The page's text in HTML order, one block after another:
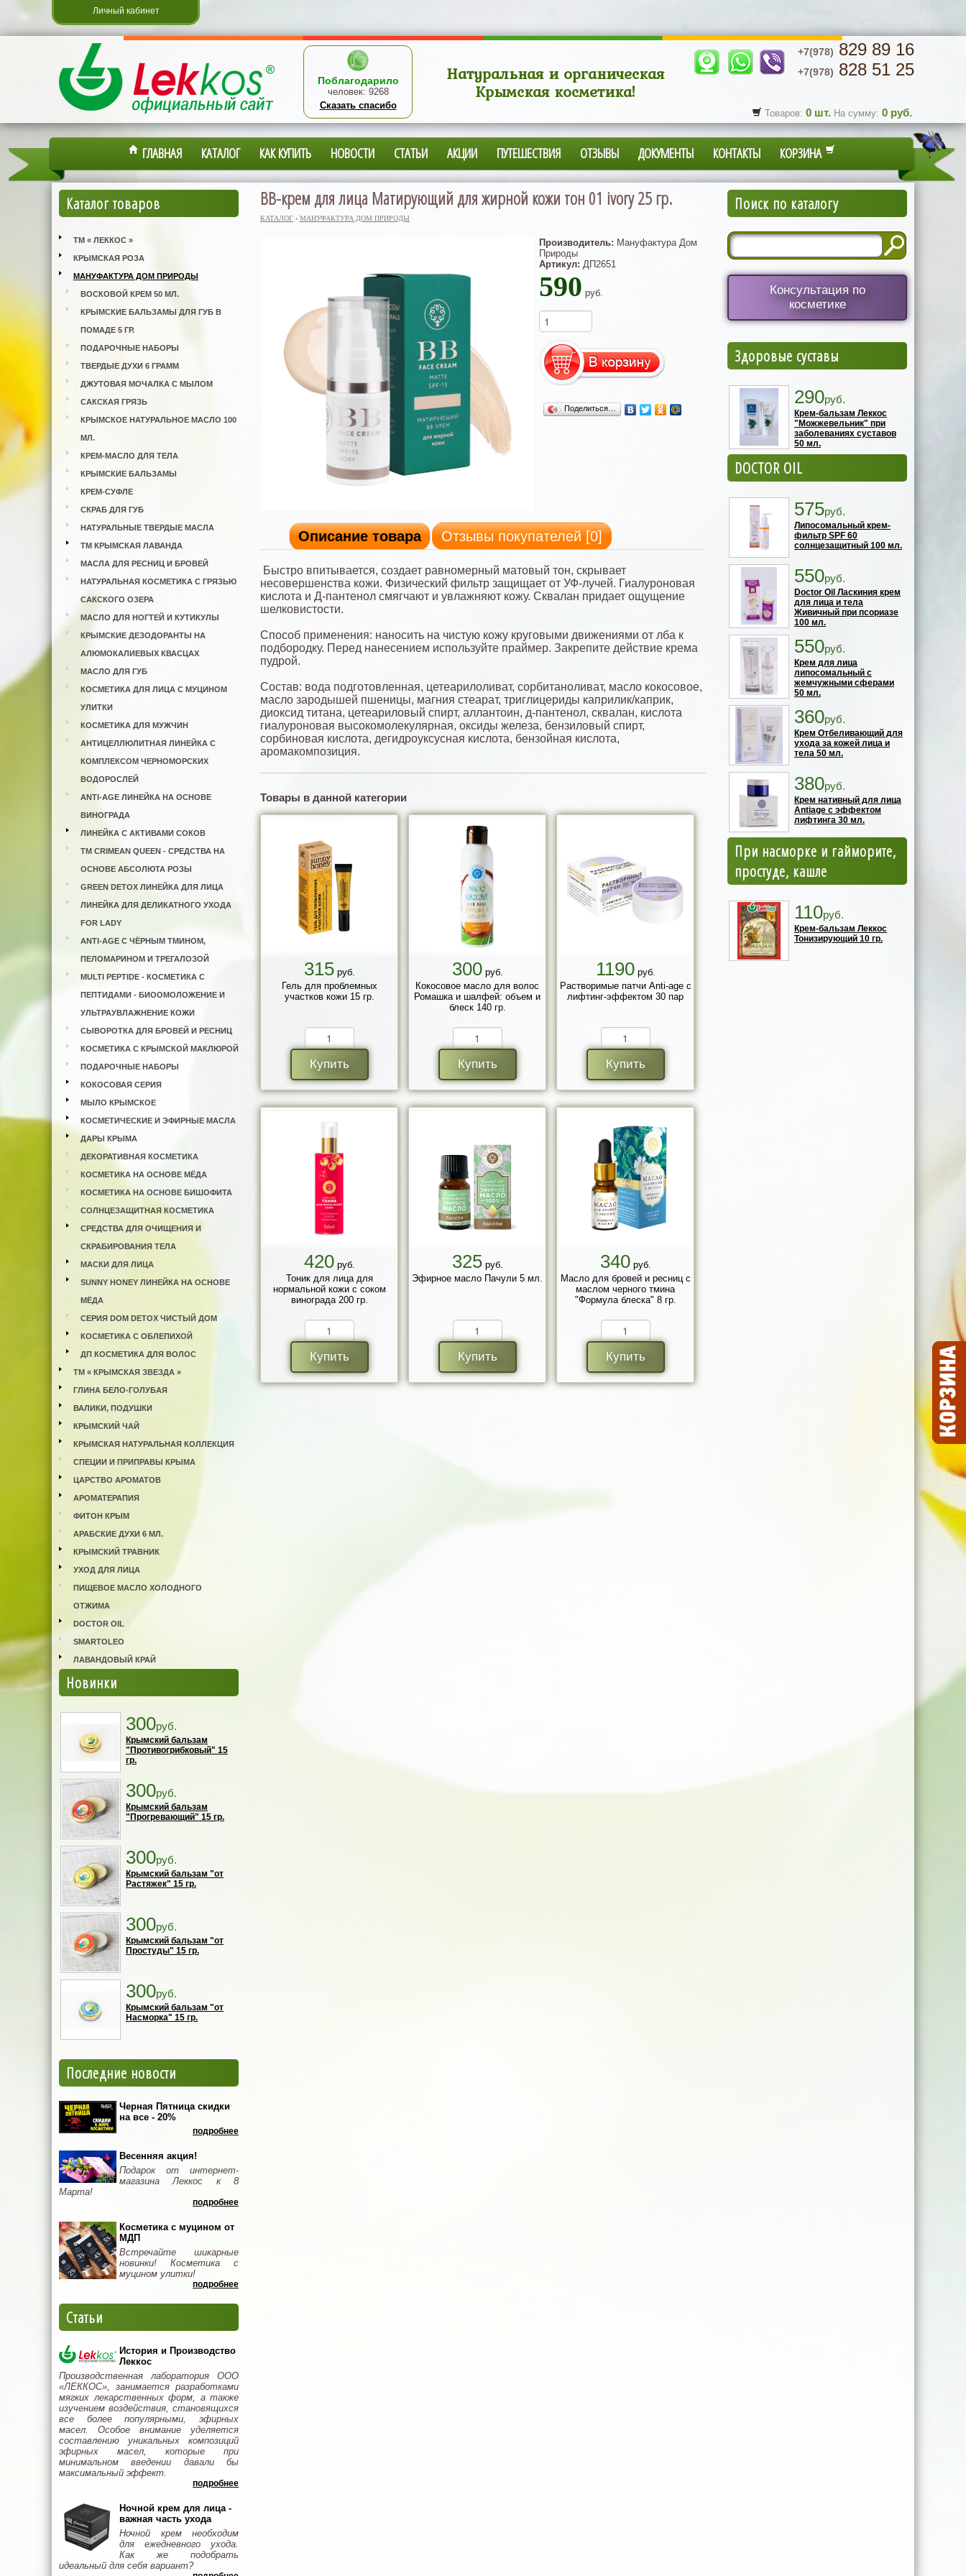
Личный кабинет
Поблагодарило
человек: 9268
Сказать спасибо
Натуральная и органическая
Крымская косметика!
+7(978) 829 89 16
+7(978) 828 51 25
Товаров: 0 шт. На сумму: 0 руб.
ГЛАВНАЯ КАТАЛОГ КАК КУПИТЬ НОВОСТИ СТАТЬИ АКЦИИ ПУТЕШЕСТВИЯ ОТЗЫВЫ ДОКУМЕНТЫ КОНТАКТЫ КОРЗИНА
Каталог товаров
ТМ « ЛЕККОС »
КРЫМСКАЯ РОЗА
МАНУФАКТУРА ДОМ ПРИРОДЫ
ВОСКОВОЙ КРЕМ 50 МЛ.
КРЫМСКИЕ БАЛЬЗАМЫ ДЛЯ ГУБ В
ПОМАДЕ 5 ГР.
ПОДАРОЧНЫЕ НАБОРЫ
ТВЕРДЫЕ ДУХИ 6 ГРАММ
ДЖУТОВАЯ МОЧАЛКА С МЫЛОМ
САКСКАЯ ГРЯЗЬ
КРЫМСКОЕ НАТУРАЛЬНОЕ МАСЛО 100
МЛ.
КРЕМ-МАСЛО ДЛЯ ТЕЛА
КРЫМСКИЕ БАЛЬЗАМЫ
КРЕМ-СУФЛЕ
СКРАБ ДЛЯ ГУБ
НАТУРАЛЬНЫЕ ТВЕРДЫЕ МАСЛА
ТМ КРЫМСКАЯ ЛАВАНДА
МАСЛА ДЛЯ РЕСНИЦ И БРОВЕЙ
НАТУРАЛЬНАЯ КОСМЕТИКА С ГРЯЗЬЮ
САКСКОГО ОЗЕРА
МАСЛО ДЛЯ НОГТЕЙ И КУТИКУЛЫ
КРЫМСКИЕ ДЕЗОДОРАНТЫ НА
АЛЮМОКАЛИЕВЫХ КВАСЦАХ
МАСЛО ДЛЯ ГУБ
КОСМЕТИКА ДЛЯ ЛИЦА С МУЦИНОМ
УЛИТКИ
КОСМЕТИКА ДЛЯ МУЖЧИН
АНТИЦЕЛЛЮЛИТНАЯ ЛИНЕЙКА С
КОМПЛЕКСОМ ЧЕРНОМОРСКИХ
ВОДОРОСЛЕЙ
ANTI-AGE ЛИНЕЙКА НА ОСНОВЕ
ВИНОГРАДА
ЛИНЕЙКА С АКТИВАМИ СОКОВ
ТМ CRIMEAN QUEEN - СРЕДСТВА НА
ОСНОВЕ АБСОЛЮТА РОЗЫ
GREEN DETOX ЛИНЕЙКА ДЛЯ ЛИЦА
ЛИНЕЙКА ДЛЯ ДЕЛИКАТНОГО УХОДА
FOR LADY
ANTI-AGE С ЧЁРНЫМ ТМИНОМ,
ПЕЛОМАРИНОМ И ТРЕГАЛОЗОЙ
MULTI PEPTIDE - КОСМЕТИКА С
ПЕПТИДАМИ - БИООМОЛОЖЕНИЕ И
УЛЬТРАУВЛАЖНЕНИЕ КОЖИ
СЫВОРОТКА ДЛЯ БРОВЕЙ И РЕСНИЦ
КОСМЕТИКА С КРЫМСКОЙ МАКЛЮРОЙ
ПОДАРОЧНЫЕ НАБОРЫ
КОКОСОВАЯ СЕРИЯ
МЫЛО КРЫМСКОЕ
КОСМЕТИЧЕСКИЕ И ЭФИРНЫЕ МАСЛА
ДАРЫ КРЫМА
ДЕКОРАТИВНАЯ КОСМЕТИКА
КОСМЕТИКА НА ОСНОВЕ МЁДА
КОСМЕТИКА НА ОСНОВЕ БИШОФИТА
СОЛНЦЕЗАЩИТНАЯ КОСМЕТИКА
СРЕДСТВА ДЛЯ ОЧИЩЕНИЯ И
СКРАБИРОВАНИЯ ТЕЛА
МАСКИ ДЛЯ ЛИЦА
SUNNY HONEY ЛИНЕЙКА НА ОСНОВЕ
МЁДА
СЕРИЯ DOM DETOX ЧИСТЫЙ ДОМ
КОСМЕТИКА С ОБЛЕПИХОЙ
ДП КОСМЕТИКА ДЛЯ ВОЛОС
ТМ « КРЫМСКАЯ ЗВЕЗДА »
ГЛИНА БЕЛО-ГОЛУБАЯ
ВАЛИКИ, ПОДУШКИ
КРЫМСКИЙ ЧАЙ
КРЫМСКАЯ НАТУРАЛЬНАЯ КОЛЛЕКЦИЯ
СПЕЦИИ И ПРИПРАВЫ КРЫМА
ЦАРСТВО АРОМАТОВ
АРОМАТЕРАПИЯ
ФИТОН КРЫМ
АРАБСКИЕ ДУХИ 6 МЛ.
КРЫМСКИЙ ТРАВНИК
УХОД ДЛЯ ЛИЦА
ПИЩЕВОЕ МАСЛО ХОЛОДНОГО
ОТЖИМА
DOCTOR OIL
SMARTOLEO
ЛАВАНДОВЫЙ КРАЙ
Новинки
300руб.
Крымский бальзам
"Противогрибковый" 15
гр.
300руб.
Крымский бальзам
"Прогревающий" 15 гр.
300руб.
Крымский бальзам "от
Растяжек" 15 гр.
300руб.
Крымский бальзам "от
Простуды" 15 гр.
300руб.
Крымский бальзам "от
Насморка" 15 гр.
Последние новости
Черная Пятница скидки
на все - 20%
подробнее
Весенняя акция!
Подарок от интернет-
магазина Леккос к 8
Марта!
подробнее
Косметика с муцином от
МДП
Встречайте шикарные
новинки! Косметика с
муцином улитки!
подробнее
Статьи
История и Производство
Леккос
Производственная лаборатория ООО
«ЛЕККОС», занимается разработками
мягких лекарственных форм, а также
изучением воздействия, становящихся
все более популярными, эфирных
масел. Особое внимание уделяется
составлению уникальных композиций
эфирных масел, которые при
минимальном введении давали бы
максимальный эффект.
подробнее
Ночной крем для лица -
важная часть ухода
Ночной крем необходим
для ежедневного ухода.
Как же подобрать
идеальный для себя вариант?
ВВ-крем для лица Матирующий для жирной кожи тон 01 ivory 25 гр.
КАТАЛОГ › МАНУФАКТУРА ДОМ ПРИРОДЫ
Производитель: Мануфактура Дом
Природы
Артикул: ДП2651
590 руб.
Поделиться…
Описание товара Отзывы покупателей [0]
Быстро впитывается, создает равномерный матовый тон, скрывает
несовершенства кожи. Физический фильтр защищает от УФ-лучей. Гиалуроновая
кислота и Д-пантенол смягчают и увлажняют кожу. Сквалан придает ощущение
шелковистости.
Способ применения: наносить на чистую кожу круговыми движениями от лба к
подбородку. Перед нанесением используйте праймер. Закрепите действие крема
пудрой.
Состав: вода подготовленная, цетеарилоливат, сорбитаноливат, масло кокосовое,
масло зародышей пшеницы, магния стеарат, триглицериды каприлик/каприк,
диоксид титана, цетеариловый спирт, аллантоин, д-пантенол, сквалан, кислота
гиалуроновая высокомолекулярная, оксиды железа, бензиловый спирт,
сорбиновая кислота, дегидроуксусная кислота, бензойная кислота,
аромакомпозиция.
Товары в данной категории
315руб.
Гель для проблемных
участков кожи 15 гр.
Купить
300руб.
Кокосовое масло для волос
Ромашка и шалфей: объем и
блеск 140 гр.
Купить
1190руб.
Растворимые патчи Anti-age с
лифтинг-эффектом 30 пар
Купить
420руб.
Тоник для лица для
нормальной кожи с соком
винограда 200 гр.
Купить
325руб.
Эфирное масло Пачули 5 мл.
Купить
340руб.
Масло для бровей и ресниц с
маслом черного тмина
"Формула блеска" 8 гр.
Купить
Поиск по каталогу
Консультация по
косметике
Здоровые суставы
290руб.
Крем-бальзам Леккос
"Можжевельник" при
заболеваниях суставов
50 мл.
DOCTOR OIL
575руб.
Липосомальный крем-
фильтр SPF 60
солнцезащитный 100 мл.
550руб.
Doctor Oil Ласкиния крем
для лица и тела
Живичный при псориазе
100 мл.
550руб.
Крем для лица
липосомальный с
жемчужными сферами
50 мл.
360руб.
Крем Отбеливающий для
ухода за кожей лица и
тела 50 мл.
380руб.
Крем нативный для лица
Antiage с эффектом
лифтинга 30 мл.
При насморке и гайморите,
простуде, кашле
110руб.
Крем-бальзам Леккос
Тонизирующий 10 гр.